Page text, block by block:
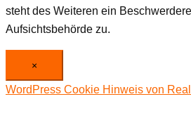
steht des Weiteren ein
Aufsichtsbehörde zu.
×
WordPress Cookie Hinweis von